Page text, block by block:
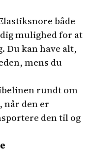
både
mulighed for at
Du kan have alt,
mens du
rundt om
når den er
den til og